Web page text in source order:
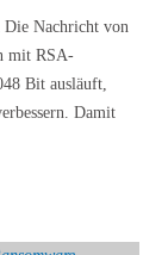
Nachricht von
mit RSA-
Bit ausläuft,
Damit